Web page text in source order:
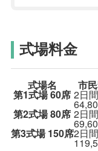
式場料金
式場名 市
第1式場60席 2日間
第2式場80席 2日間
第3式場 150席2日間